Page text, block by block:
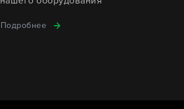
Подробнее